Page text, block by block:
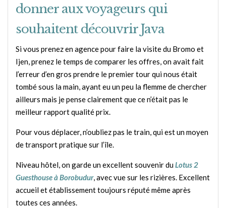
donner aux voyageurs qui
souhaitent découvrir Java
Si vous prenez en agence pour faire la visite du Bromo et
Ijen, prenez le temps de comparer les offres, on avait fait
l’erreur d’en gros prendre le premier tour qui nous était
tombé sous la main, ayant eu un peu la flemme de chercher
ailleurs mais je pense clairement que ce n’était pas le
meilleur rapport qualité prix.
Pour vous déplacer, n’oubliez pas le train, qui est un moyen
de transport pratique sur l’île.
Niveau hôtel, on garde un excellent souvenir duLotus 2
Guesthouse à Borobudur, avec vue sur les rizières. Excellent
accueil et établissement toujours réputé même après
toutes ces années.